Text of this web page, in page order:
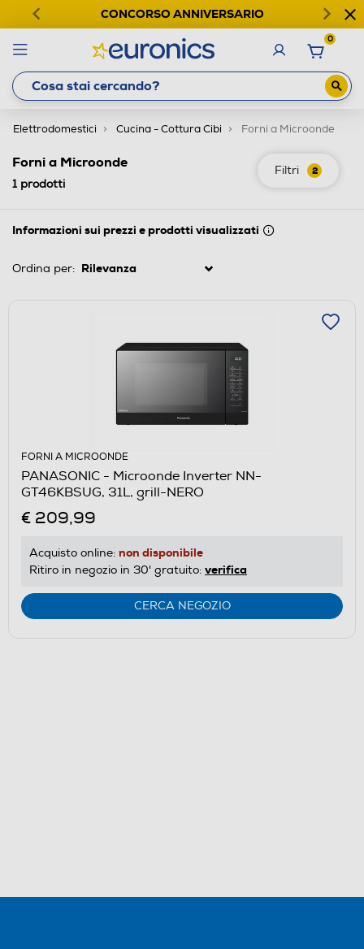
CONCORSO ANNIVERSARIO
0
Elettrodomestici Cucina - Cottura Cibi Forni a Microonde
Filtri 2
Forni a Microonde
1prodotti
Informazioni sui prezzi e prodotti visualizzati
Ordina per:
FORNI A MICROONDE
PANASONIC - Microonde Inverter NN-
GT46KBSUG, 31L, grill-NERO
€ 209,99
Acquisto online: non disponibile
Ritiro in negozio in 30' gratuito: verifica
CERCA NEGOZIO